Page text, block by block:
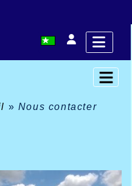
» Nous contacter